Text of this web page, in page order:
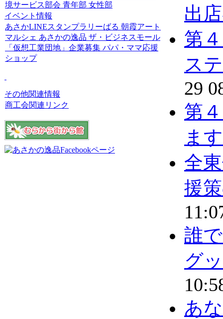
境サービス部会 青年部 女性部
イベント情報
あさかLINEスタンプラリーばる 朝霞アート
マルシェ あさかの逸品 ザ・ビジネスモール
「仮想工業団地」企業募集 パパ・ママ応援
ショップ
その他関連情報
商工会関連リンク
出
第
ス
29
第
ま
全
援
誰
グ
あ